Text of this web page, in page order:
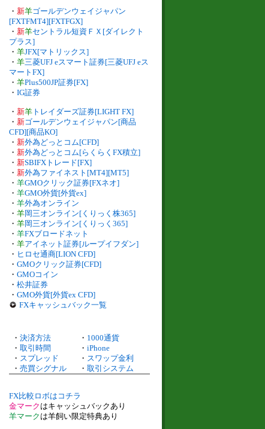
・ 新羊ゴールデンウェイジャパン
[FXTFMT4][FXTFGX]
・ 新羊セントラル短資ＦＸ[ダイレクト
プラス]
・ 羊JFX[マトリックス]
・ 羊三菱UFJ eスマート証券[三菱UFJ eス
マートFX]
・ 羊Plus500JP証券[FX]
・ IG証券
・ 新羊 トレイダーズ証券[LIGHT FX]
・ 新ゴールデンウェイジャパン[商品
CFD][商品KO]
・ 新外為どっとコム[CFD]
・ 新外為どっとコム[らくらくFX積立]
・ 新SBIFXトレード[FX]
・ 新外為ファイネスト[MT4][MT5]
・ 羊GMOクリック証券[FXネオ]
・ 羊GMO外貨[外貨ex]
・ 羊外為オンライン
・ 羊岡三オンライン[くりっく株365]
・ 羊岡三オンライン[くりっく365]
・ 羊FXブロードネット
・ 羊アイネット証券[ループイフダン]
・ ヒロセ通商[LION CFD]
・ GMOクリック証券[CFD]
・ GMOコイン
・ 松井証券
・ GMO外貨[外貨ex CFD]
FXキャッシュバック一覧
・ 決済方法 ・ 1000通貨
・ 取引時間 ・ iPhone
・ スプレッド ・ スワップ金利
・ 売買シグナル ・ 取引システム
FX比較ロボはコチラ
金マーク はキャッシュバックあり
羊マーク は羊飼い限定特典あり